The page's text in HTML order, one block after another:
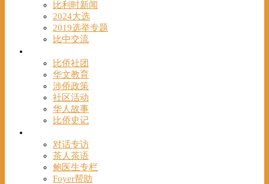
比利时新闻
2024大选
2019选举专题
比中交流
比侨社团
华文教育
涉侨政策
社区活动
华人故事
比侨史记
对话专访
茶人茶语
鲍医生专栏
Foyer帮助